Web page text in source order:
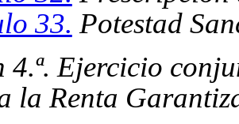
33. Potestad
4.ª. Ejercicio
la Renta